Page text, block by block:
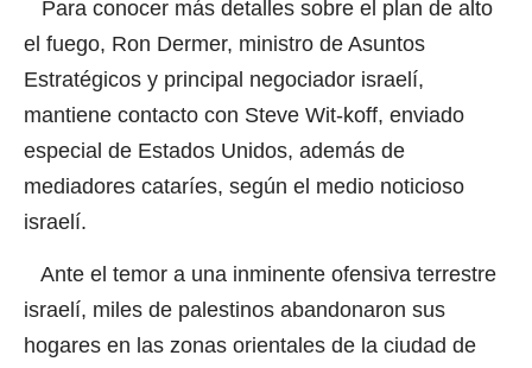
Para conocer más detalles sobre el plan de alto
el fuego, Ron Dermer, ministro de Asuntos
Estratégicos y principal negociador israelí,
mantiene contacto con Steve Wit-koff, enviado
especial de Estados Unidos, además de
mediadores cataríes, según el medio noticioso
israelí.
Ante el temor a una inminente ofensiva terrestre
israelí, miles de palestinos abandonaron sus
hogares en las zonas orientales de la ciudad de